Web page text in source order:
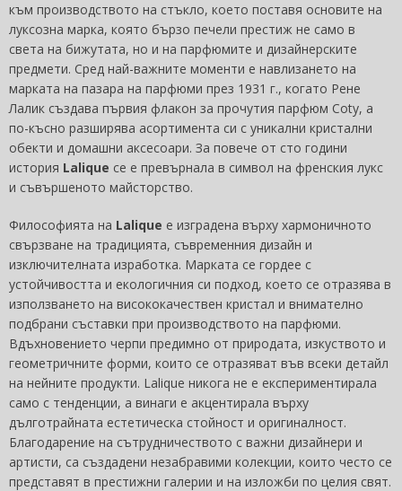
към производството на стъкло, което поставя основите на
луксозна марка, която бързо печели престиж не само в
света на бижутата, но и на парфюмите и дизайнерските
предмети. Сред най-важните моменти е навлизането на
марката на пазара на парфюми през 1931 г., когато Рене
Лалик създава първия флакон за прочутия парфюм Coty, а
по-късно разширява асортимента си с уникални кристални
обекти и домашни аксесоари. За повече от сто години
история Lalique се е превърнала в символ на френския лукс
и съвършеното майсторство.
Философията на Lalique е изградена върху хармоничното
свързване на традицията, съвременния дизайн и
изключителната изработка. Марката се гордее с
устойчивостта и екологичния си подход, което се отразява в
използването на висококачествен кристал и внимателно
подбрани съставки при производството на парфюми.
Вдъхновението черпи предимно от природата, изкуството и
геометричните форми, които се отразяват във всеки детайл
на нейните продукти. Lalique никога не е експериментирала
само с тенденции, а винаги е акцентирала върху
дълготрайната естетическа стойност и оригиналност.
Благодарение на сътрудничеството с важни дизайнери и
артисти, са създадени незабравими колекции, които често се
представят в престижни галерии и на изложби по целия свят.